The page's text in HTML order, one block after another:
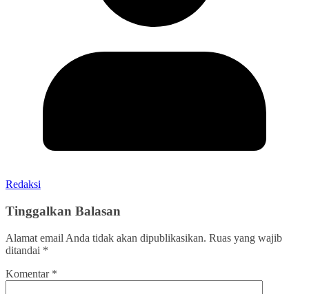
Redaksi
Tinggalkan Balasan
Alamat email Anda tidak akan dipublikasikan. Ruas yang wajib
ditandai *
Komentar *